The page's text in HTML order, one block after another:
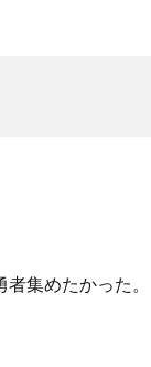
集めたかった。